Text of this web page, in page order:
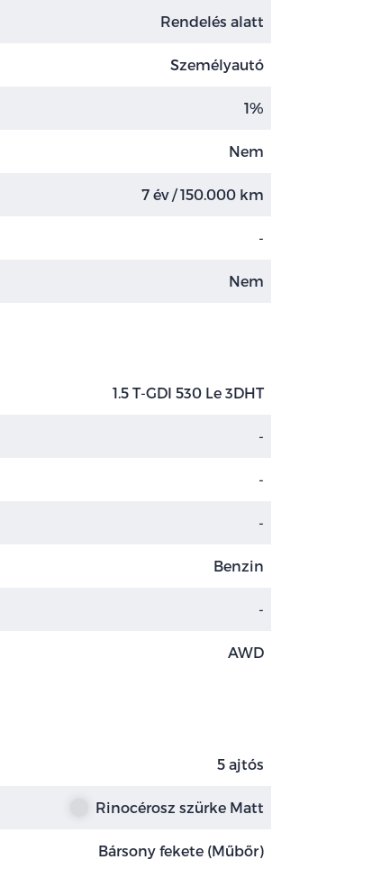
Rendelés alatt
Személyautó
1%
Nem
7 év / 150.000 km
-
Nem
1.5 T-GDI 530 Le 3DHT
-
-
-
Benzin
-
AWD
5 ajtós
Rinocérosz szürke Matt
Bársony fekete (Műbőr)